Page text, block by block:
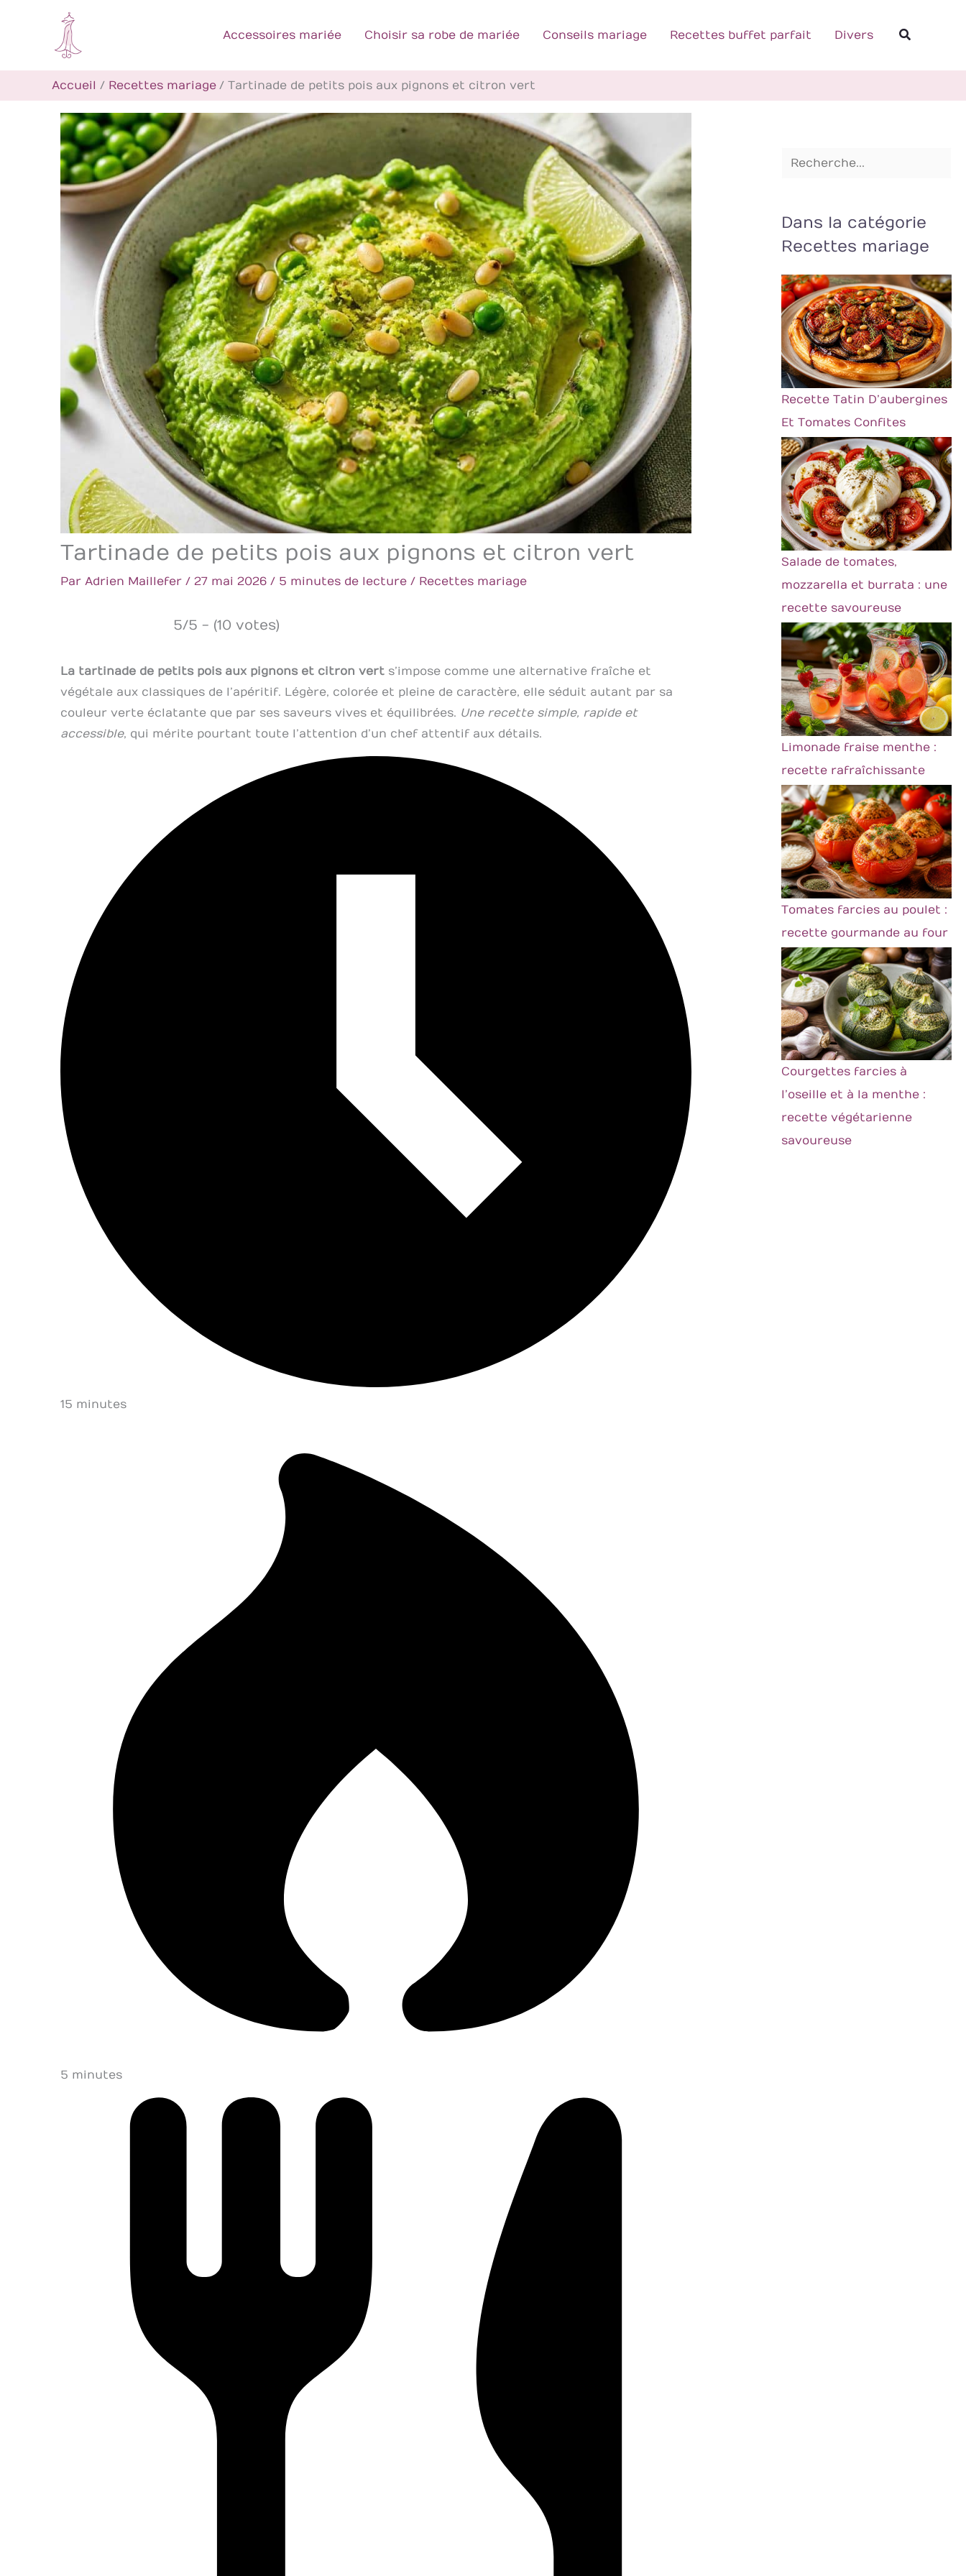
Accessoires mariée Choisir sa robe de mariée Conseils mariage Recettes buffet parfait Divers
Accueil Recettes mariage Tartinade de petits pois aux pignons et citron vert
Tartinade de petits pois aux pignons et citron vert
Par Adrien Maillefer / 27 mai 2026 / 5 minutes de lecture / Recettes mariage
5/5 - (10 votes)
La tartinade de petits pois aux pignons et citron vert s’impose comme une alternative fraîche et
végétale aux classiques de l’apéritif. Légère, colorée et pleine de caractère, elle séduit autant par sa
couleur verte éclatante que par ses saveurs vives et équilibrées. Une recette simple, rapide et
accessible, qui mérite pourtant toute l’attention d’un chef attentif aux détails.
15 minutes
5 minutes
e
e
r
Dans la catégorie
Recettes mariage
Recette Tatin D’aubergines
Et Tomates Confites
Salade de tomates,
mozzarella et burrata : une
recette savoureuse
Limonade fraise menthe :
recette rafraîchissante
Tomates farcies au poulet :
recette gourmande au four
Courgettes farcies à
l’oseille et à la menthe :
recette végétarienne
savoureuse